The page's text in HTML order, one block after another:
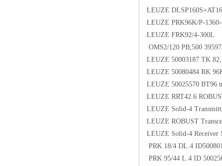
LEUZE
LEUZE PRK96K/P-
LEUZE FRK92/4-300L
OMS2/120 PB;500
LEUZE 50003187 TK
LEUZE 50080484 RK
LEUZE 50025570 BT96
LEUZE RRT42.6
LEUZE Solid-4
LEUZE ROBUST
LEUZE Solid-4 Receiver
PRK 18/4 DL.4
PRK 95/44 L.4 ID